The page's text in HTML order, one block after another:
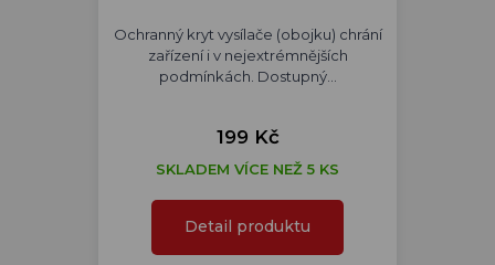
Ochranný kryt vysílače (obojku) chrání
zařízení i v nejextrémnějších
podmínkách. Dostupný…
199 Kč
SKLADEM VÍCE NEŽ 5 KS
Detail produktu